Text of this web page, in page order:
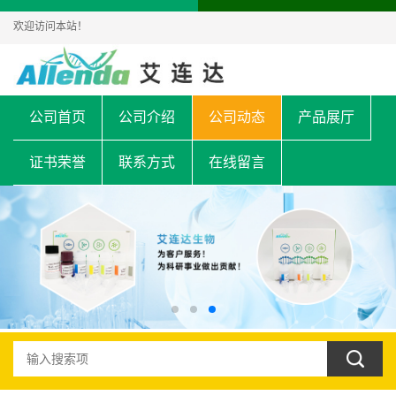
欢迎访问本站！
公司首页 公司介绍 公司动态 产品展厅
证书荣誉 联系方式 在线留言